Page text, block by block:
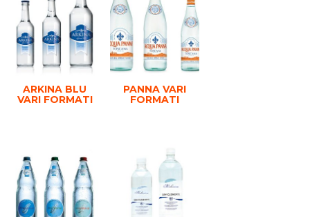
ARKINA BLU
VARI FORMATI
PANNA VARI
FORMATI